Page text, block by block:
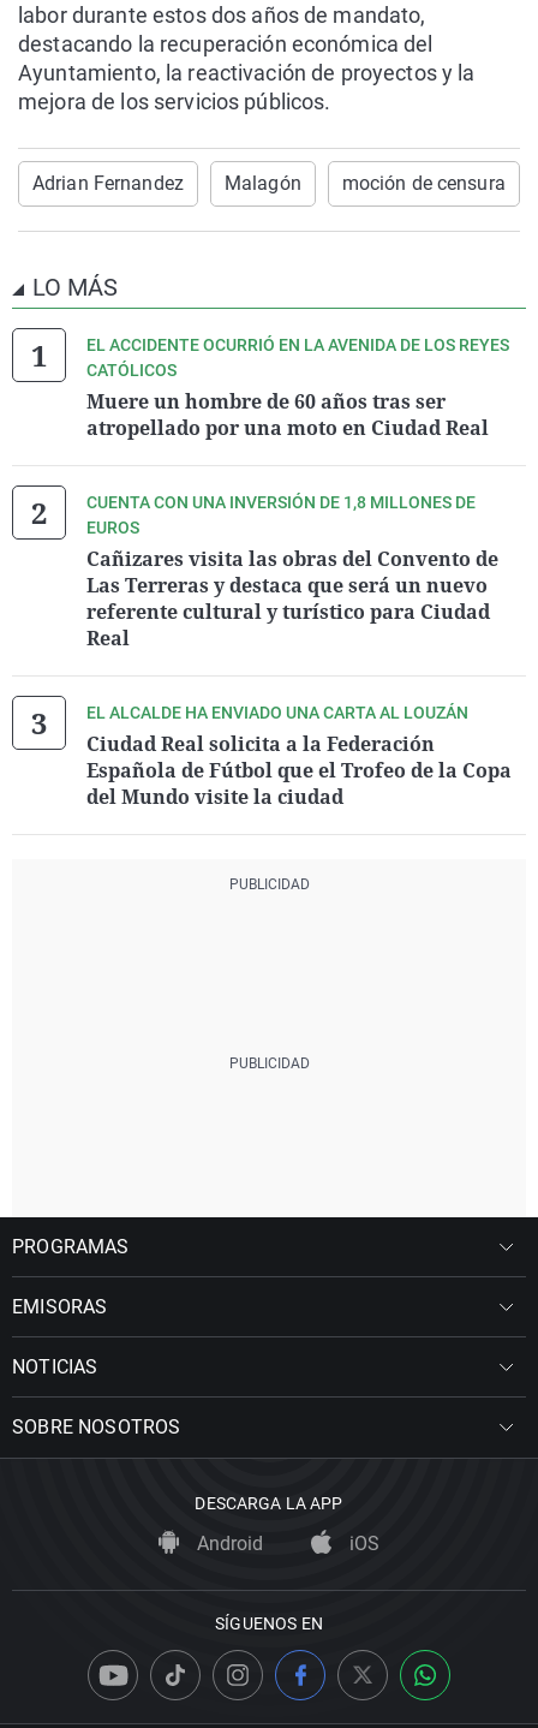
labor durante estos dos años de mandato,
destacando la recuperación económica del
Ayuntamiento, la reactivación de proyectos y la
mejora de los servicios públicos.
Adrian Fernandez Malagón moción de censura
LO MÁS
EL ACCIDENTE OCURRIÓ EN LA AVENIDA DE LOS REYES
CATÓLICOS
Muere un hombre de 60 años tras ser
atropellado por una moto en Ciudad Real
CUENTA CON UNA INVERSIÓN DE 1,8 MILLONES DE
EUROS
Cañizares visita las obras del Convento de
Las Terreras y destaca que será un nuevo
referente cultural y turístico para Ciudad
Real
EL ALCALDE HA ENVIADO UNA CARTA AL LOUZÁN
Ciudad Real solicita a la Federación
Española de Fútbol que el Trofeo de la Copa
del Mundo visite la ciudad
PROGRAMAS
EMISORAS
NOTICIAS
SOBRE NOSOTROS
DESCARGA LA APP
Android iOS
SÍGUENOS EN